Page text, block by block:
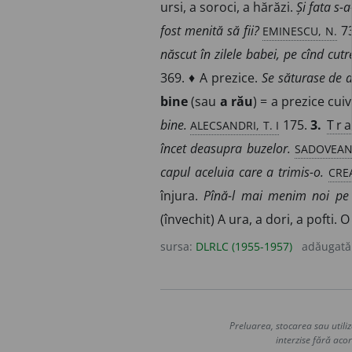
ursi, a soroci, a hărăzi. Și fata s-
fost menită să fii? EMINESCU, N.
născut în zilele babei, pe cînd
369. ♦ A prezice. Se săturase de
bine(sau a rău) = a prezice
bine. ALECSANDRI, T. I 175.3.
încet deasupra buzelor.
capul aceluia care a trimis-o.
înjura.Pînă-l mai menim noi
(învechit) A ura, a dori, a pofti. O
sursa: DLRLC (1955-1957)
Preluarea, stocarea sau
interzise fără